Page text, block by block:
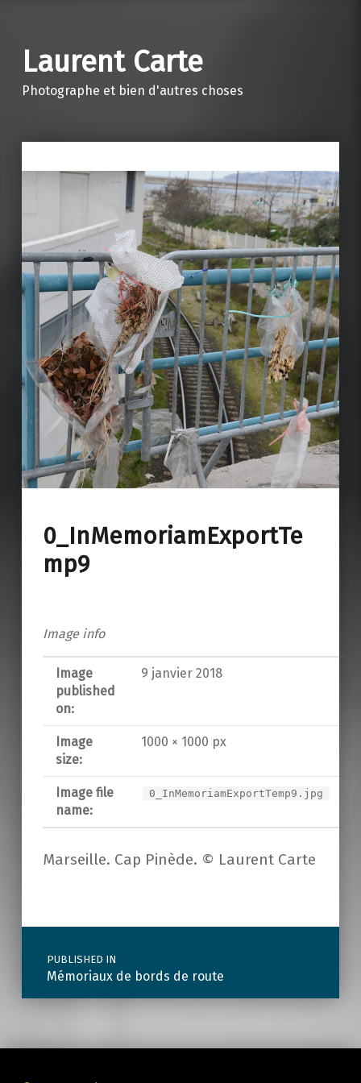
Laurent Carte
Photographe et bien d'autres choses
0_InMemoriamExportTe
mp9
Image info
Image
published
on:
9 janvier 2018
Image
size:
1000 × 1000 px
Image file
name:
0_InMemoriamExportTemp9.jpg
Marseille. Cap Pinède. © Laurent Carte
Post navigation
PUBLISHED IN
Mémoriaux de bords de route